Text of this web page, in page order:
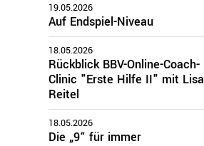
19.05.2026
Auf Endspiel-Niveau
18.05.2026
Rückblick BBV-Online-Coach-
Clinic "Erste Hilfe II" mit Lisa
Reitel
18.05.2026
Die „9“ für immer